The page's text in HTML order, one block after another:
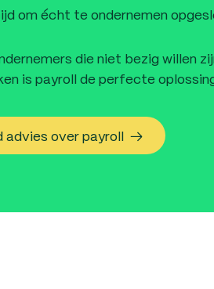
om écht te ondernemen
die niet bezig willen
is payroll de perfecte
advies over payroll →